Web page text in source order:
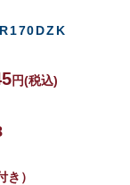
円(税込)
き）